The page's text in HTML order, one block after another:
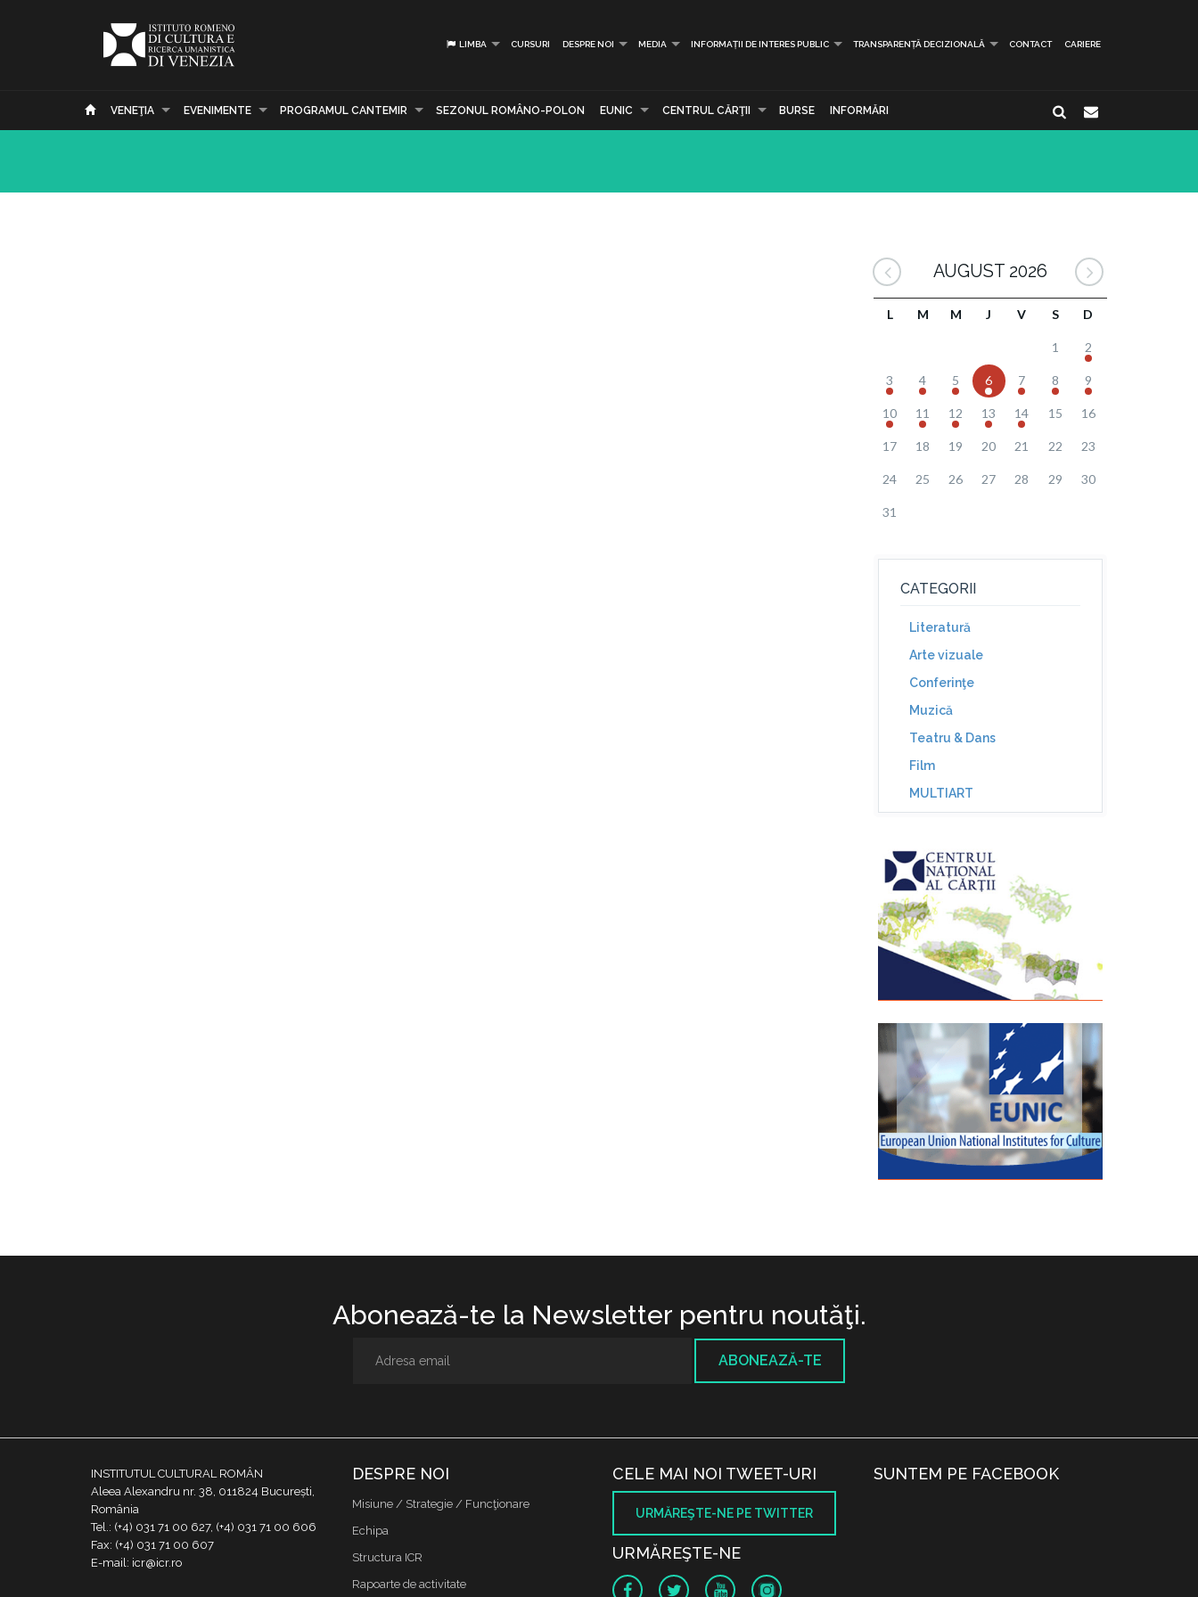
LIMBA CURSURI DESPRE NOI MEDIA INFORMAȚII DE INTERES PUBLIC TRANSPARENȚĂ DECIZIONALĂ CONTACT CARIERE
VENEŢIA EVENIMENTE PROGRAMUL CANTEMIR SEZONUL ROMÂNO-POLON EUNIC CENTRUL CĂRŢII BURSE INFORMĂRI
AUGUST 2026
L M M J V S D
1 2
3 4 5 6 7 8 9
10 11 12 13 14 15 16
17 18 19 20 21 22 23
24 25 26 27 28 29 30
31
CATEGORII
Literatură
Arte vizuale
Conferinţe
Muzică
Teatru & Dans
Film
MULTIART
Abonează-te la Newsletter pentru noutăţi.
ABONEAZĂ-TE
INSTITUTUL CULTURAL ROMÂN
Aleea Alexandru nr. 38, 011824 București,
România
Tel.: (+4) 031 71 00 627, (+4) 031 71 00 606
Fax: (+4) 031 71 00 607
E-mail: icr@icr.ro
DESPRE NOI
Misiune / Strategie / Funcţionare
Echipa
Structura ICR
Rapoarte de activitate
CELE MAI NOI TWEET-URI
URMĂREŞTE-NE PE TWITTER
URMĂREŞTE-NE
SUNTEM PE FACEBOOK